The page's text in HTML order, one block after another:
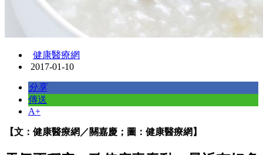
健康醫療網
2017-01-10
分享
傳送
A+
【文：健康醫療網／關嘉慶；圖：健康醫療網】